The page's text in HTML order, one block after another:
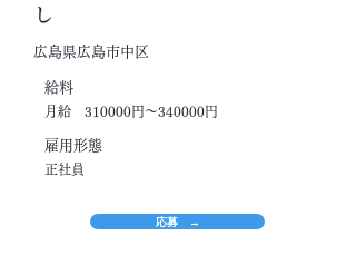
し
広島県広島市中区
​給料
月給 310000円～340000円
​雇用形態
正社員
応募 →